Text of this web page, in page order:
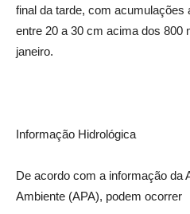
final da tarde, com
entre 20 a 30 cm acima dos 800
janeiro.
Informação Hidrológica
De acordo com a informação da
Ambiente (APA), podem ocorrer